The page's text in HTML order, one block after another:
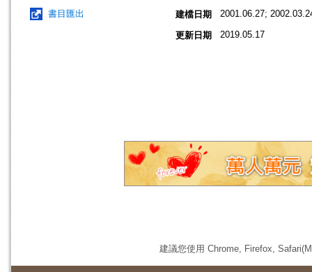
書目匯出 建檔日期 2001.06.27;
更新日期 2019.05.17
建議您使用 Chrome, Firefox,